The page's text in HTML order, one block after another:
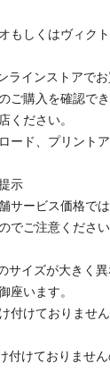
もしくはヴィク
インストアで
ご購入を確認で
ください。
ード、プリント
示
サービス価格で
でご注意ください
サイズが大きく
座います。
付けておりませ
けておりません